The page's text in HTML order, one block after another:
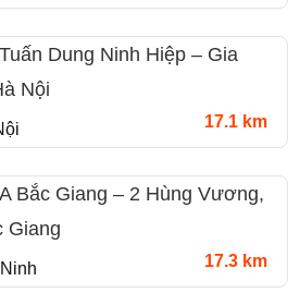
Dung Ninh Hiệp – Gia
Nội
17.1 km
Bắc Giang – 2 Hùng Vương,
Giang
17.3 km